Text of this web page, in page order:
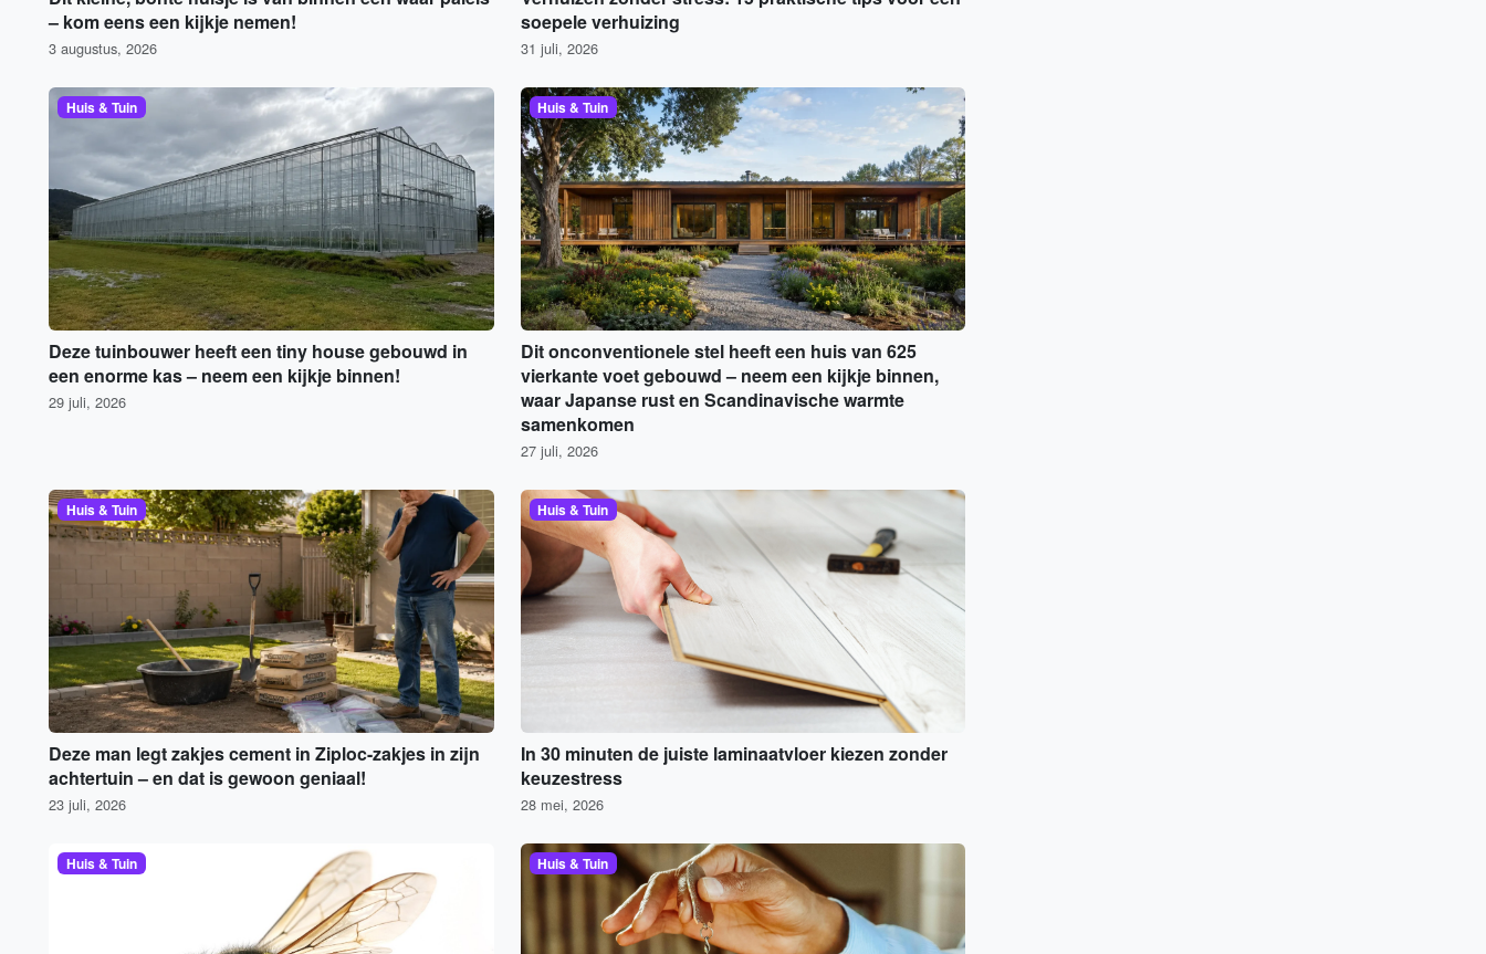
– kom eens een kijkje nemen!
3 augustus, 2026
soepele verhuizing
31 juli, 2026
Huis & Tuin
Deze tuinbouwer heeft een tiny house gebouwd in
een enorme kas – neem een kijkje binnen!
29 juli, 2026
Huis & Tuin
Dit onconventionele stel heeft een huis van 625
vierkante voet gebouwd – neem een kijkje binnen,
waar Japanse rust en Scandinavische warmte
samenkomen
27 juli, 2026
Huis & Tuin
Deze man legt zakjes cement in Ziploc-zakjes in zijn
achtertuin – en dat is gewoon geniaal!
23 juli, 2026
Huis & Tuin
In 30 minuten de juiste laminaatvloer kiezen zonder
keuzestress
28 mei, 2026
Huis & Tuin Huis & Tuin